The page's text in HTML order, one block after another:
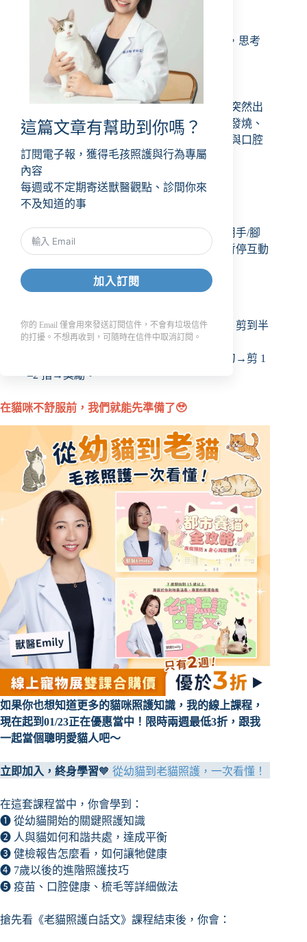
這篇文章有幫助到你嗎？
訂閱電子報，獲得毛孩照護與行為專屬
內容
每週或不定期寄送獸醫觀點、診間你來
不及知道的事
加入訂閱
你的 Email 僅會用來發送訂閱信件，不會有垃圾信件
的打擾。不想再收到，可隨時在信件中取消訂閱。
砂盆，都乾淨＆充足？
安全需求：休息處是否足夠讓貓咪安心？
社交/人貓互動 ：互動品質，比互動量重要，思考
你跟貓的互動是否是他喜歡的方式
自我實現：一天陪玩3次，每次在餐前玩耍
也要注意貓咪是否可能生病，如果「一直叫」是突然出
現或伴隨精神差、食慾／飲水／排尿排便改變、發燒、
走路怪或聲音改變，請先就醫評估（疼痛、口鼻與口腔
問題、上呼吸道感染等）。
幼貓咬人
做法：提供替代玩具，如：逗貓棒，不要用手/腳
當玩具，以免養成習慣；被咬時冷處理、暫停互動
頻率 1–2 週一次；從前腳開始、每次少量，剪到半
透明位置前，避開血線。
漸進式建立習慣：摸爪→按出指甲→碰剪刀→剪 1
–2 指→獎勵。
在貓咪不舒服前，我們就能先準備了🥹
如果你也想知道更多的貓咪照護知識，我的線上課程，
現在起到01/23正在優惠當中！限時兩週最低3折，跟我
一起當個聰明愛貓人吧～
立即加入，終身學習🧡 從幼貓到老貓照護，一次看懂！
在這套課程當中，你會學到：
❶ 從幼貓開始的關鍵照護知識
❷ 人與貓如何和諧共處，達成平衡
❸ 健檢報告怎麼看，如何讓牠健康
❹ 7歲以後的進階照護技巧
❺ 疫苗、口腔健康、梳毛等詳細做法
搶先看《老貓照護白話文》課程結束後，你會：